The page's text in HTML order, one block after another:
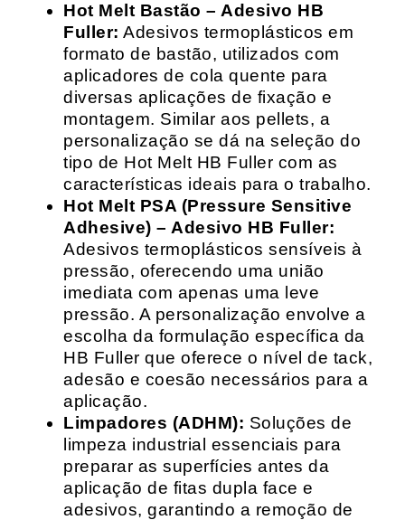
Hot Melt Bastão – Adesivo HB
Fuller: Adesivos termoplásticos em
formato de bastão, utilizados com
aplicadores de cola quente para
diversas aplicações de fixação e
montagem. Similar aos pellets, a
personalização se dá na seleção do
tipo de Hot Melt HB Fuller com as
características ideais para o trabalho.
Hot Melt PSA (Pressure Sensitive
Adhesive) – Adesivo HB Fuller:
Adesivos termoplásticos sensíveis à
pressão, oferecendo uma união
imediata com apenas uma leve
pressão. A personalização envolve a
escolha da formulação específica da
HB Fuller que oferece o nível de tack,
adesão e coesão necessários para a
aplicação.
Limpadores (ADHM): Soluções de
limpeza industrial essenciais para
preparar as superfícies antes da
aplicação de fitas dupla face e
adesivos, garantindo a remoção de